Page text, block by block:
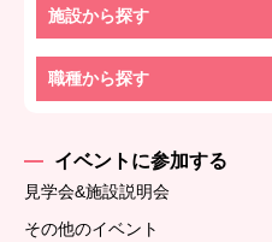
施設から探す
職種から探す
イベントに参加する
見学会&施設説明会
その他のイベント